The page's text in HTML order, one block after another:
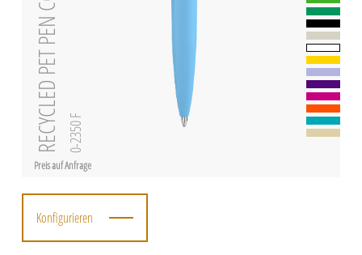
Preis auf Anfrage
RECYCLED PET PEN CORE F 0-2350 F
Konfigurieren